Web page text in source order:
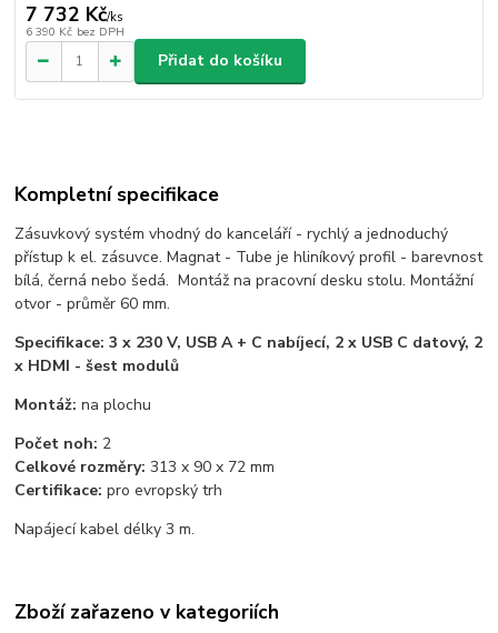
7 732 Kč/ks
6 390 Kč bez DPH
Přidat do košíku
Kompletní specifikace
Zásuvkový systém vhodný do kanceláří - rychlý a jednoduchý
přístup k el. zásuvce. Magnat - Tube je hliníkový profil - barevnost
bílá, černá nebo šedá. Montáž na pracovní desku stolu. Montážní
otvor - průměr 60 mm.
Specifikace: 3 x 230 V, USB A + C nabíjecí, 2 x USB C datový, 2
x HDMI - šest modulů
Montáž: na plochu
Počet noh: 2
Celkové rozměry:313 x 90 x 72 mm
Certifikace: pro evropský trh
Napájecí kabel délky 3 m.
Zboží zařazeno v kategoriích